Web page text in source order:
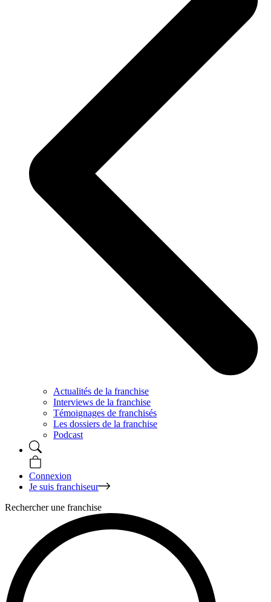
Actualités de la franchise
Interviews de la franchise
Témoignages de franchisés
Les dossiers de la franchise
Podcast
Connexion
Je suis franchiseur
Rechercher une franchise